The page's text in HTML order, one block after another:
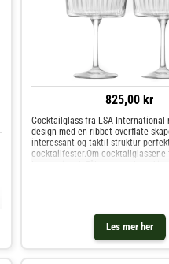
825,00 kr
Les mer her
Cocktailglass fra LSA International
design med en ribbet overflate
interessant og taktil struktur
cocktailfester.Om cocktailglassene